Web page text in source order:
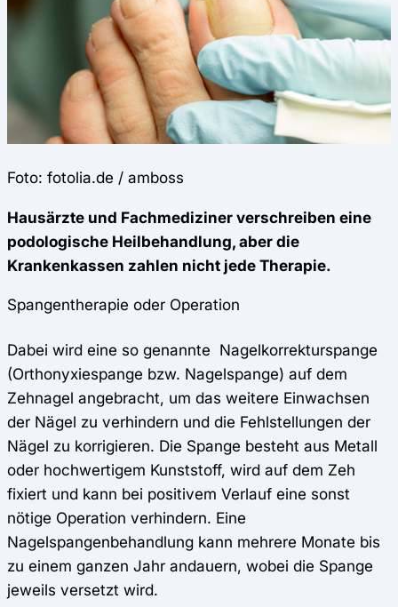
Foto: fotolia.de / amboss
Hausärzte und Fachmediziner verschreiben eine
podologische Heilbehandlung, aber die
Krankenkassen zahlen nicht jede Therapie.
Spangentherapie oder Operation
Dabei wird eine so genannte Nagelkorrekturspange
(Orthonyxiespange bzw. Nagelspange) auf dem
Zehnagel angebracht, um das weitere Einwachsen
der Nägel zu verhindern und die Fehlstellungen der
Nägel zu korrigieren. Die Spange besteht aus Metall
oder hochwertigem Kunststoff, wird auf dem Zeh
fixiert und kann bei positivem Verlauf eine sonst
nötige Operation verhindern. Eine
Nagelspangenbehandlung kann mehrere Monate bis
zu einem ganzen Jahr andauern, wobei die Spange
jeweils versetzt wird.